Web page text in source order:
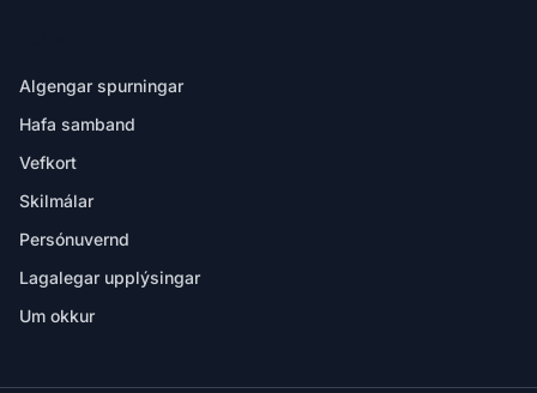
Algengar spurningar
Hafa samband
Vefkort
Skilmálar
Persónuvernd
Lagalegar upplýsingar
Um okkur